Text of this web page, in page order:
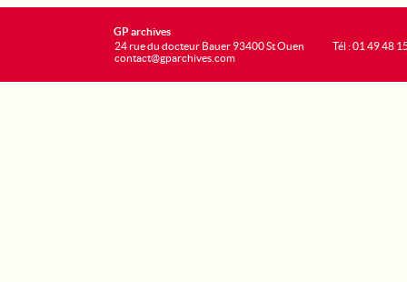
GP archives
24 rue du docteur Bauer 93400 St Ouen
contact@gparchives.com
Tél : 01 49 48